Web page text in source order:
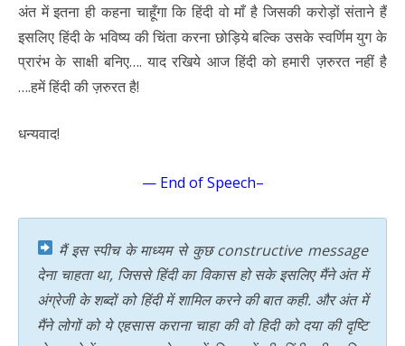
अंत में इतना ही कहना चाहूँगा कि हिंदी वो माँ है जिसकी करोड़ों संताने हैं
इसलिए हिंदी के भविष्य की चिंता करना छोड़िये बल्कि उसके स्वर्णिम युग के
प्रारंभ के साक्षी बनिए…. याद रखिये आज हिंदी को हमारी ज़रुरत नहीं है
….हमें हिंदी की ज़रुरत है!
धन्यवाद!
— End of Speech–
मैं इस स्पीच के माध्यम से कुछ constructive message
देना चाहता था, जिससे हिंदी का विकास हो सके इसलिए मैंने अंत में
अंग्रेजी के शब्दों को हिंदी में शामिल करने की बात कही. और अंत में
मैंने लोगों को ये एहसास कराना चाहा की वो हिदी को दया की दृष्टि